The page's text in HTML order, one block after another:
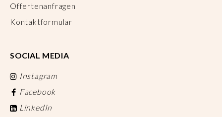
Offertenanfragen
Kontaktformular
SOCIAL MEDIA
Instagram
Facebook
LinkedIn